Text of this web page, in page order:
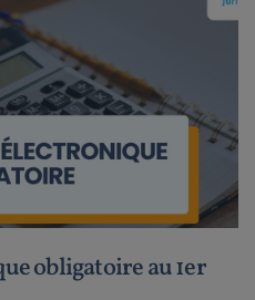
obligatoire au 1er